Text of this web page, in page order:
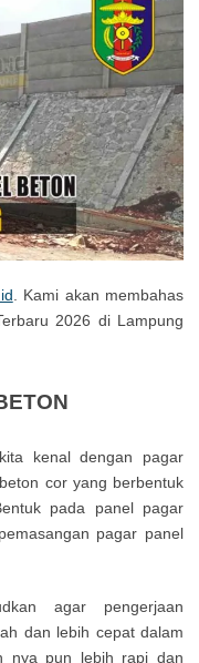
. Kami akan membahas
2026 di Lampung
kenal dengan pagar
cor yang berbentuk
pada panel pagar
pagar panel
agar pengerjaan
dan lebih cepat dalam
nya pun lebih rapi dan